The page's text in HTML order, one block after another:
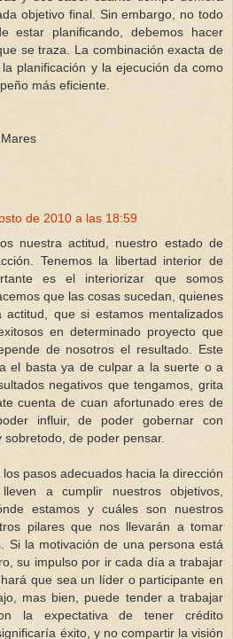
objetivo final. Sin embargo, no todo
estar planificando, debemos hacer
se traza. La combinación exacta de
planificación y la ejecución da como
más eficiente.
de 2010 a las 18:59
nuestra actitud, nuestro estado de
Tenemos la libertad interior de
es el interiorizar que somos
que las cosas sucedan, quienes
actitud, que si estamos mentalizados
en determinado proyecto que
de nosotros el resultado. Este
el basta ya de culpar a la suerte o a
negativos que tengamos, grita
cuenta de cuan afortunado eres de
influir, de poder gobernar con
de poder pensar.
pasos adecuados hacia la dirección
a cumplir nuestros objetivos,
estamos y cuáles son nuestros
pilares que nos llevarán a tomar
Si la motivación de una persona está
su impulso por ir cada día a trabajar
que sea un líder o participante en
mas bien, puede tender a trabajar
la expectativa de tener crédito
éxito, y no compartir la visión